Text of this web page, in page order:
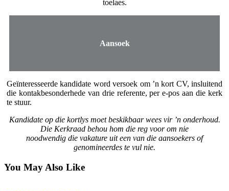
toelaes.
Aansoek
Geïnteresseerde kandidate word versoek om ’n kort CV, insluitend
die kontakbesonderhede van drie referente, per e-pos aan die kerk
te stuur.
Kandidate op die kortlys moet beskikbaar wees vir ’n onderhoud.
Die Kerkraad behou hom die reg voor om nie
noodwendig die vakature uit een van die aansoekers of
genomineerdes te vul nie.
You May Also Like